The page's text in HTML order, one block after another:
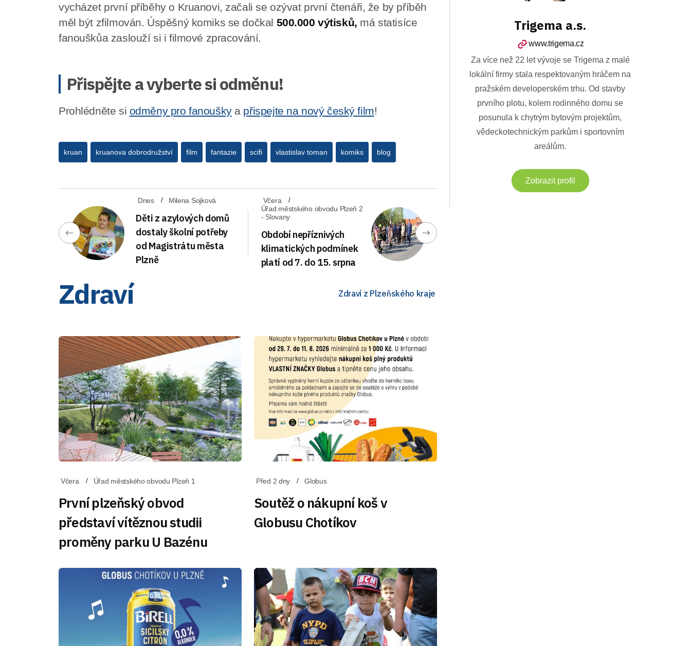
vycházet první příběhy o Kruanovi, začali se ozývat první čtenáři, že by příběh
měl být zfilmován. Úspěšný komiks se dočkal 500.000 výtisků, má statisíce
fanouškůa zaslouží si i filmové zpracování.
Přispějte a vyberte si odměnu!
Prohlédněte si odměny pro fanouškya přispejte na nový český film!
kruan kruanova dobrodružství film fantazie scifi vlastislav toman komiks blog
Dnes Milena Sojková
Děti z azylových domů
dostaly školní potřeby
od Magistrátu města
Plzně
Včera
Úřad městského obvodu Plzeň 2
- Slovany
Období nepříznivých
klimatických podmínek
platí od 7. do 15. srpna
Zdraví Zdraví z Plzeňského kraje
Včera Úřad městského obvodu Plzeň 1
První plzeňský obvod
představí vítěznou studii
proměny parku U Bazénu
Před 2 dny Globus
Soutěž o nákupní koš v
Globusu Chotíkov
Trigema a.s.
www.trigema.cz
Za více než 22 let vývoje se Trigema z malé
lokální firmy stala respektovaným hráčem na
pražském developerském trhu. Od stavby
prvního plotu, kolem rodinného domu se
posunula k chytrým bytovým projektům,
vědeckotechnickým parkům i sportovním
areálům.
Zobrazit profil